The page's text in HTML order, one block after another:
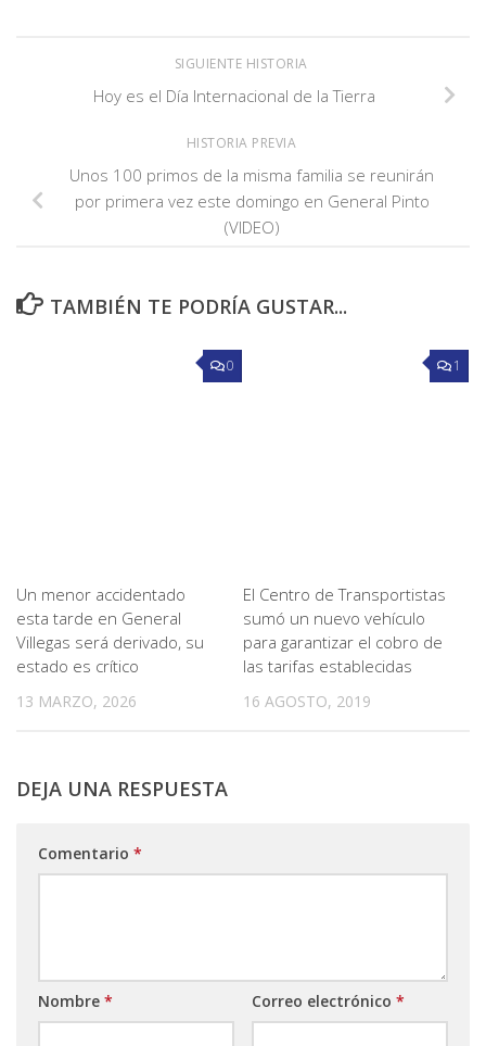
SIGUIENTE HISTORIA
Hoy es el Día Internacional de la Tierra
HISTORIA PREVIA
Unos 100 primos de la misma familia se reunirán
por primera vez este domingo en General Pinto
(VIDEO)
TAMBIÉN TE PODRÍA GUSTAR...
0
Un menor accidentado
esta tarde en General
Villegas será derivado, su
estado es crítico
13 MARZO, 2026
1
El Centro de Transportistas
sumó un nuevo vehículo
para garantizar el cobro de
las tarifas establecidas
16 AGOSTO, 2019
DEJA UNA RESPUESTA
Comentario *
Nombre * Correo electrónico *